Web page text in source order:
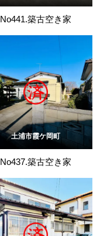
No441.築古空き家
土浦市霞ケ岡町
No437.築古空き家